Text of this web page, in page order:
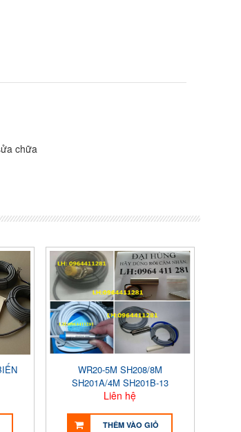
chữa
WR20-5M SH208/8M
SH201A/4M SH201B-13
Liên hệ
THÊM VÀO GIỎ